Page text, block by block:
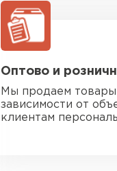
Оптово и
Мы продаем товары
зависимости от
клиентам